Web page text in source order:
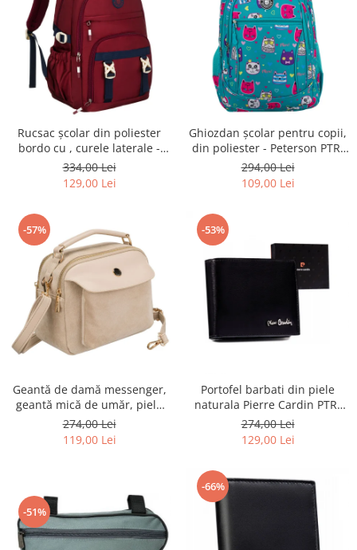
Rucsac școlar din poliester
bordo cu , curele laterale -
Peterson PTR-PTN 8594-1402
BORDO
334,00 Lei
129,00 Lei
Ghiozdan școlar pentru copii,
din poliester - Peterson PTR-
PTN BIEDRONKA G28
294,00 Lei
109,00 Lei
-57%
Geantă de damă messenger,
geantă mică de umăr, piele
ecologică, geantă bej cu
fermoar la modă - Peterson
PTR-PTN MX02-P-7717-D.BE
274,00 Lei
119,00 Lei
-53%
Portofel barbati din piele
naturala Pierre Cardin PTR-
8806 TILAK51
274,00 Lei
129,00 Lei
-51%
-66%